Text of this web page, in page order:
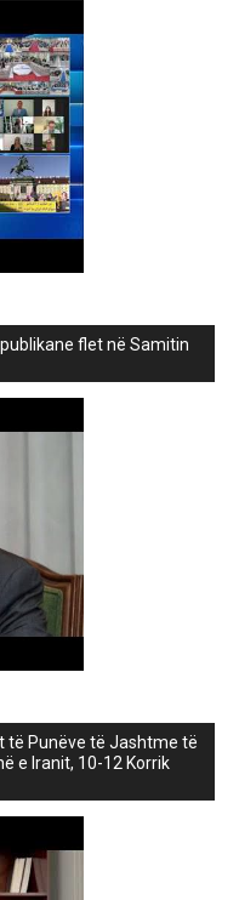
flet në Samitin
të Punëve të Jashtme të
e Iranit, 10-12 Korrik